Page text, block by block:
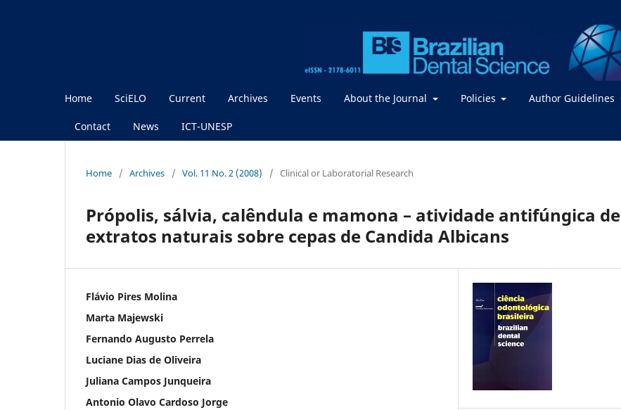
Home SciELO Current Archives Events About the Journal Policies Author Guidelines
Contact News ICT-UNESP
Home / Archives / Vol. 11 No. 2 (2008) / Clinical or Laboratorial Research
Própolis, sálvia, calêndula e mamona – atividade antifúngica de
extratos naturais sobre cepas de Candida Albicans
Flávio Pires Molina
Marta Majewski
Fernando Augusto Perrela
Luciane Dias de Oliveira
Juliana Campos Junqueira
Antonio Olavo Cardoso Jorge